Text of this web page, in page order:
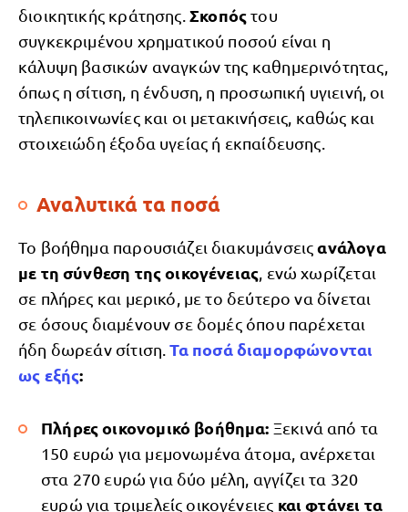
διοικητικής κράτησης. Σκοπόςτου
συγκεκριμένου χρηματικού ποσού είναι η
κάλυψη βασικών αναγκών της καθημερινότητας,
όπως η σίτιση, η ένδυση, η προσωπική υγιεινή, οι
τηλεπικοινωνίες και οι μετακινήσεις, καθώς και
στοιχειώδη έξοδα υγείας ή εκπαίδευσης.
Αναλυτικά τα ποσά
Το βοήθημα παρουσιάζει διακυμάνσειςανάλογα
με τη σύνθεση της οικογένειας , ενώ χωρίζεται
σε πλήρες και μερικό, με το δεύτερο να δίνεται
σε όσους διαμένουν σε δομές όπου παρέχεται
ήδη δωρεάν σίτιση.Τα ποσά διαμορφώνονται
ως εξής:
Πλήρες οικονομικό βοήθημα: Ξεκινά από τα
150 ευρώ για μεμονωμένα άτομα, ανέρχεται
στα 270 ευρώ για δύο μέλη, αγγίζει τα 320
ευρώ για τριμελείς οικογένειες και φτάνει τα